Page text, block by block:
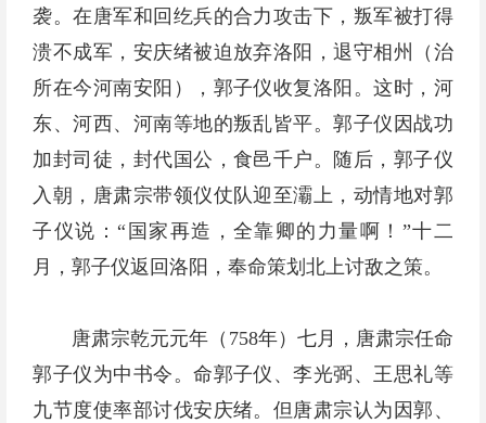
袭。在唐军和回纥兵的合力攻击下，叛军被打得
溃不成军，安庆绪被迫放弃洛阳，退守相州（治
所在今河南安阳），郭子仪收复洛阳。这时，河
东、河西、河南等地的叛乱皆平。郭子仪因战功
加封司徒，封代国公，食邑千户。随后，郭子仪
入朝，唐肃宗带领仪仗队迎至灞上，动情地对郭
子仪说：“国家再造，全靠卿的力量啊！”十二
月，郭子仪返回洛阳，奉命策划北上讨敌之策。
唐肃宗乾元元年（758年）七月，唐肃宗任命
郭子仪为中书令。命郭子仪、李光弼、王思礼等
九节度使率部讨伐安庆绪。但唐肃宗认为因郭、